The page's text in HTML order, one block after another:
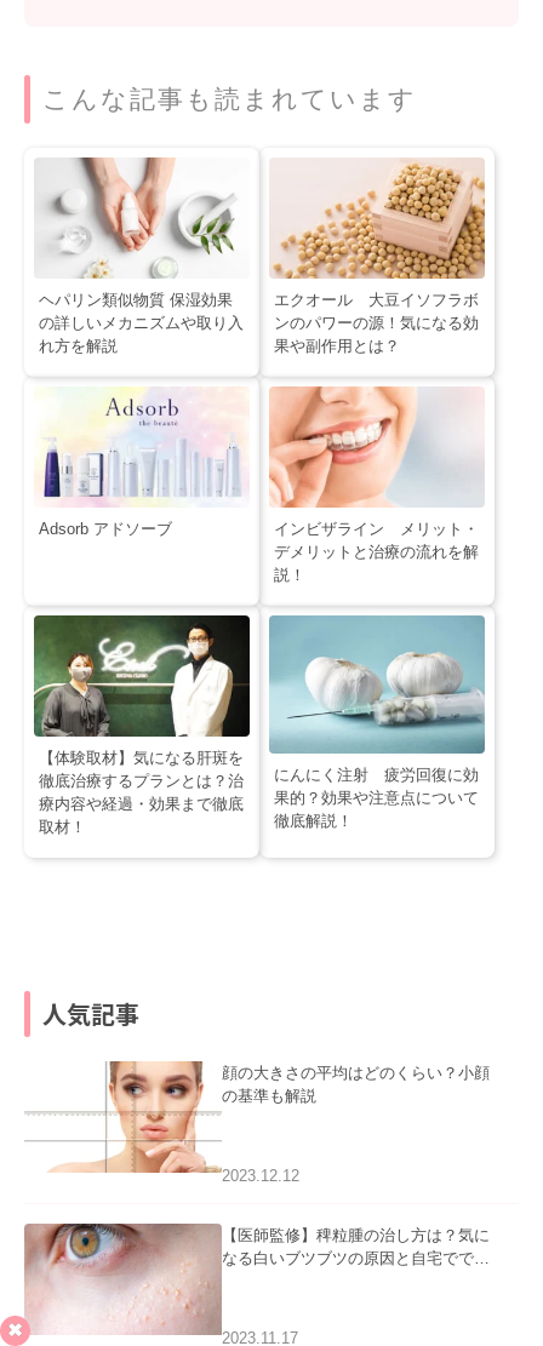
こんな記事も読まれています
ヘパリン類似物質 保湿効果
の詳しいメカニズムや取り入
れ方を解説
エクオール 大豆イソフラボ
ンのパワーの源！気になる効
果や副作用とは？
Adsorb アドソーブ
インビザライン メリット・
デメリットと治療の流れを解
説！
【体験取材】気になる肝斑を
徹底治療するプランとは？治
療内容や経過・効果まで徹底
取材！
にんにく注射 疲労回復に効
果的？効果や注意点について
徹底解説！
人気記事
顔の大きさの平均はどのくらい？小顔
の基準も解説
2023.12.12
【医師監修】稗粒腫の治し方は？気に
なる白いブツブツの原因と自宅ででき
2023.11.17